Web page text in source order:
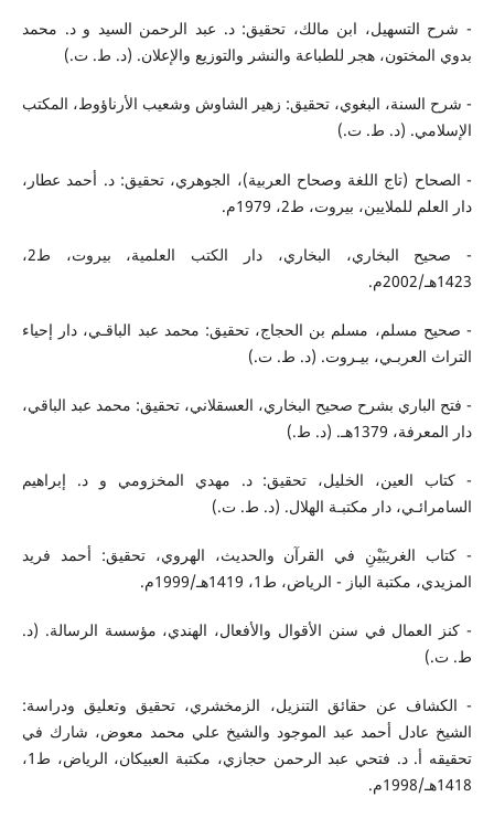
- شرح التسهيل، ابن مالك، تحقيق: د. عبد الرحمن السيد و د. محمد
بدوي المختون، هجر للطباعة والنشر والتوزيع والإعلان. (د. ط. ت.)
- شرح السنة، البغوي، تحقيق: زهير الشاوش وشعيب الأرناؤوط، المكتب
الإسلامي. (د. ط. ت.)
- الصحاح (تاج اللغة وصحاح العربية)، الجوهري، تحقيق: د. أحمد عطار،
دار العلم للملايين، بيروت، ط2، 1979م.
- صحيح البخاري، البخاري، دار الكتب العلمية، بيروت، ط2،
1423هـ/2002م.
- صحيح مسلم، مسلم بن الحجاج، تحقيق: محمد عبد الباقـي، دار إحياء
التراث العربـي، بيـروت. (د. ط. ت.)
- فتح الباري بشرح صحيح البخاري، العسقلاني، تحقيق: محمد عبد الباقي،
دار المعرفة، 1379هـ. (د. ط.)
- كتاب العين، الخليل، تحقيق: د. مهدي المخزومي و د. إبراهيم
السامرائـي، دار مكتبـة الهلال. (د. ط. ت.)
- كتاب الغريبَيْنِ في القرآن والحديث، الهروي، تحقيق: أحمد فريد
المزيدي، مكتبة الباز - الرياض، ط1، 1419هـ/1999م.
- كنز العمال في سنن الأقوال والأفعال، الهندي، مؤسسة الرسالة. (د.
ط. ت.)
- الكشاف عن حقائق التنزيل، الزمخشري، تحقيق وتعليق ودراسة:
الشيخ عادل أحمد عبد الموجود والشيخ علي محمد معوض، شارك في
تحقيقه أ. د. فتحي عبد الرحمن حجازي، مكتبة العبيكان، الرياض، ط1،
1418هـ/1998م.